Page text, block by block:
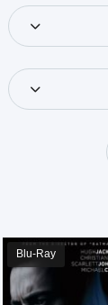
Blu-Ray